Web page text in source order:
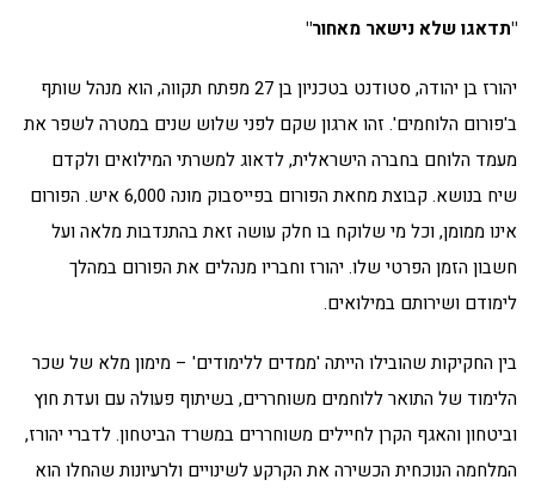
"תדאגו שלא נישאר מאחור"
יהורז בן יהודה, סטודנט בטכניון בן 27 מפתח תקווה, הוא מנהל שותף
ב'פורום הלוחמים'. זהו ארגון שקם לפני שלוש שנים במטרה לשפר את
מעמד הלוחם בחברה הישראלית, לדאוג למשרתי המילואים ולקדם
שיח בנושא. קבוצת מחאת הפורום בפייסבוק מונה 6,000 איש. הפורום
אינו ממומן, וכל מי שלוקח בו חלק עושה זאת בהתנדבות מלאה ועל
חשבון הזמן הפרטי שלו. יהורז וחבריו מנהלים את הפורום במהלך
לימודם ושירותם במילואים.
בין החקיקות שהובילו הייתה 'ממדים ללימודים' – מימון מלא של שכר
הלימוד של התואר ללוחמים משוחררים, בשיתוף פעולה עם ועדת חוץ
וביטחון והאגף הקרן לחיילים משוחררים במשרד הביטחון. לדברי יהורז,
המלחמה הנוכחית הכשירה את הקרקע לשינויים ולרעיונות שהחלו הוא